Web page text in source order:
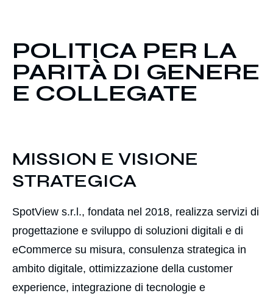
POLITICA PER LA
PARITÀ DI GENERE
E COLLEGATE
MISSION E VISIONE
STRATEGICA
SpotView s.r.l., fondata nel 2018, realizza servizi di
progettazione e sviluppo di soluzioni digitali e di
eCommerce su misura, consulenza strategica in
ambito digitale, ottimizzazione della customer
experience, integrazione di tecnologie e